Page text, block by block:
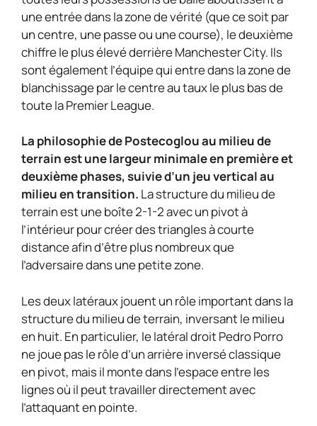
une entrée dans la zone de vérité (que ce soit par
un centre, une passe ou une course), le deuxième
chiffre le plus élevé derrière Manchester City. Ils
sont également l’équipe qui entre dans la zone de
blanchissage par le centre au taux le plus bas de
toute la Premier League.
La philosophie de Postecoglou au milieu de
terrain est une largeur minimale en première et
deuxième phases, suivie d’un jeu vertical au
milieu en transition. La structure du milieu de
terrain est une boîte 2-1-2 avec un pivot à
l’intérieur pour créer des triangles à courte
distance afin d’être plus nombreux que
l’adversaire dans une petite zone.
Les deux latéraux jouent un rôle important dans la
structure du milieu de terrain, inversant le milieu
en huit. En particulier, le latéral droit Pedro Porro
ne joue pas le rôle d’un arrière inversé classique
en pivot, mais il monte dans l’espace entre les
lignes où il peut travailler directement avec
l’attaquant en pointe.